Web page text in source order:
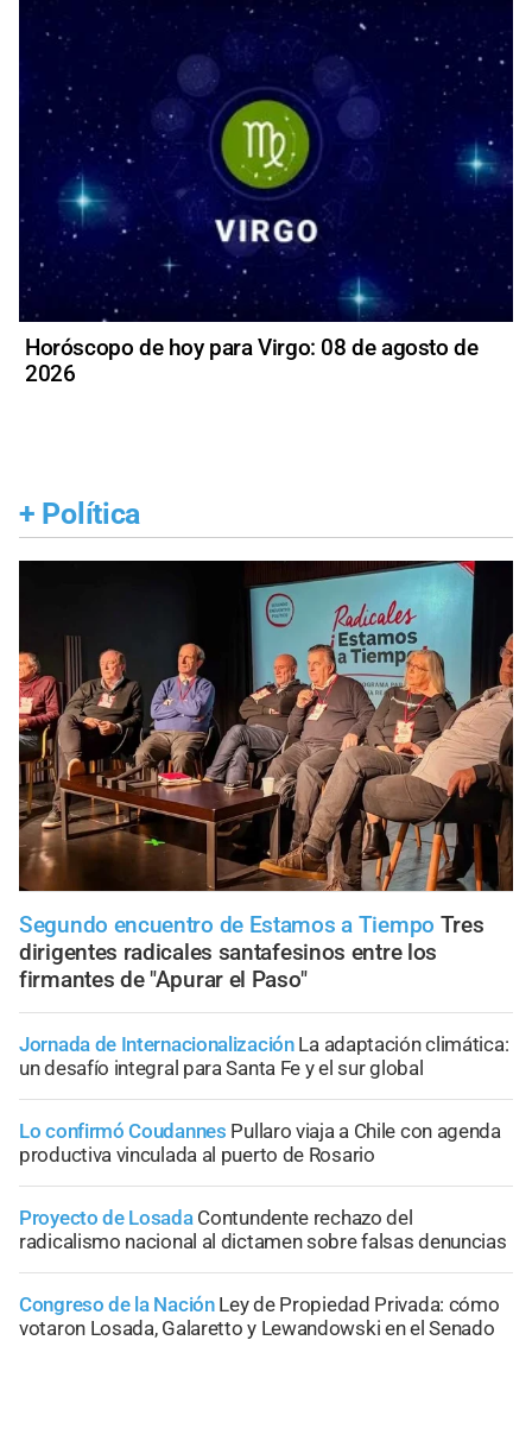
Horóscopo de hoy para Virgo: 08 de agosto de
2026
+ Política
Segundo encuentro de Estamos a Tiempo Tres
dirigentes radicales santafesinos entre los
firmantes de "Apurar el Paso"
Jornada de Internacionalización La adaptación climática:
un desafío integral para Santa Fe y el sur global
Lo confirmó Coudannes Pullaro viaja a Chile con agenda
productiva vinculada al puerto de Rosario
Proyecto de Losada Contundente rechazo del
radicalismo nacional al dictamen sobre falsas denuncias
Congreso de la Nación Ley de Propiedad Privada: cómo
votaron Losada, Galaretto y Lewandowski en el Senado